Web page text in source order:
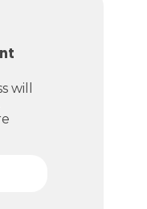
will